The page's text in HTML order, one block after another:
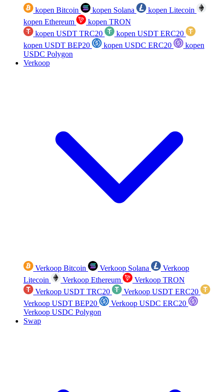
kopen Bitcoin kopen Solana
kopen Litecoin
kopen Ethereum
kopen TRON
kopen USDT TRC20
kopen USDT ERC20
kopen USDT BEP20
kopen USDC ERC20
kopen
USDC Polygon
Verkoop
Verkoop Bitcoin Verkoop Solana
Verkoop
Litecoin
Verkoop Ethereum
Verkoop TRON
Verkoop USDT TRC20
Verkoop USDT ERC20
Verkoop USDT BEP20
Verkoop USDC ERC20
Verkoop USDC Polygon
Swap